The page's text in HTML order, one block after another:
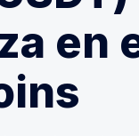
en